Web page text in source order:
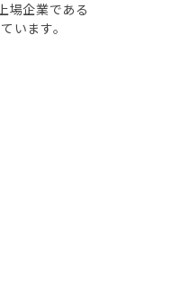
場企業である
います。